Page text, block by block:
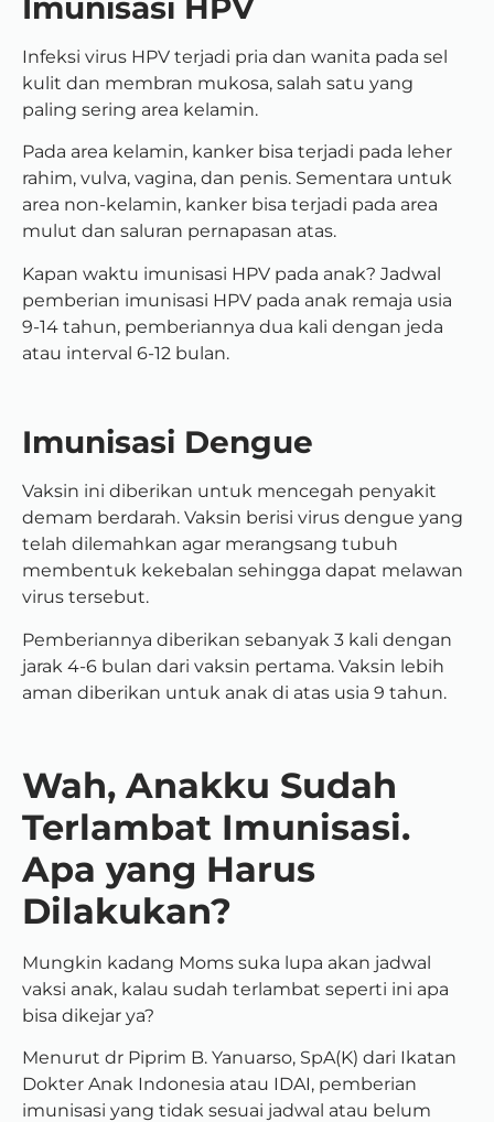
Imunisasi HPV
Infeksi virus HPV terjadi pria dan wanita pada sel
kulit dan membran mukosa, salah satu yang
paling sering area kelamin.
Pada area kelamin, kanker bisa terjadi pada leher
rahim, vulva, vagina, dan penis. Sementara untuk
area non-kelamin, kanker bisa terjadi pada area
mulut dan saluran pernapasan atas.
Kapan waktu imunisasi HPV pada anak? Jadwal
pemberian imunisasi HPV pada anak remaja usia
9-14 tahun, pemberiannya dua kali dengan jeda
atau interval 6-12 bulan.
Imunisasi Dengue
Vaksin ini diberikan untuk mencegah penyakit
demam berdarah. Vaksin berisi virus dengue yang
telah dilemahkan agar merangsang tubuh
membentuk kekebalan sehingga dapat melawan
virus tersebut.
Pemberiannya diberikan sebanyak 3 kali dengan
jarak 4-6 bulan dari vaksin pertama. Vaksin lebih
aman diberikan untuk anak di atas usia 9 tahun.
Wah, Anakku Sudah
Terlambat Imunisasi.
Apa yang Harus
Dilakukan?
Mungkin kadang Moms suka lupa akan jadwal
vaksi anak, kalau sudah terlambat seperti ini apa
bisa dikejar ya?
Menurut dr Piprim B. Yanuarso, SpA(K) dari Ikatan
Dokter Anak Indonesia atau IDAI, pemberian
imunisasi yang tidak sesuai jadwal atau belum